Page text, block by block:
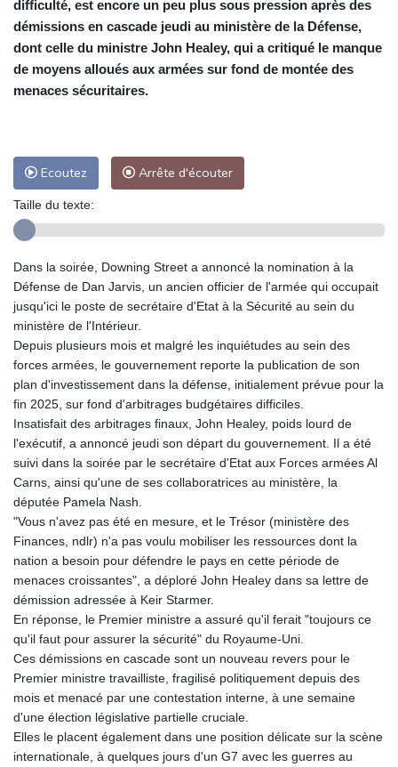
difficulté, est encore un peu plus sous pression après des
démissions en cascade jeudi au ministère de la Défense,
dont celle du ministre John Healey, qui a critiqué le manque
de moyens alloués aux armées sur fond de montée des
menaces sécuritaires.
Ecoutez Arrête d'écouter
Taille du texte:
Dans la soirée, Downing Street a annoncé la nomination à la
Défense de Dan Jarvis, un ancien officier de l'armée qui occupait
jusqu'ici le poste de secrétaire d'Etat à la Sécurité au sein du
ministère de l'Intérieur.
Depuis plusieurs mois et malgré les inquiétudes au sein des
forces armées, le gouvernement reporte la publication de son
plan d'investissement dans la défense, initialement prévue pour la
fin 2025, sur fond d'arbitrages budgétaires difficiles.
Insatisfait des arbitrages finaux, John Healey, poids lourd de
l'exécutif, a annoncé jeudi son départ du gouvernement. Il a été
suivi dans la soirée par le secrétaire d'Etat aux Forces armées Al
Carns, ainsi qu'une de ses collaboratrices au ministère, la
députée Pamela Nash.
"Vous n'avez pas été en mesure, et le Trésor (ministère des
Finances, ndlr) n'a pas voulu mobiliser les ressources dont la
nation a besoin pour défendre le pays en cette période de
menaces croissantes", a déploré John Healey dans sa lettre de
démission adressée à Keir Starmer.
En réponse, le Premier ministre a assuré qu'il ferait "toujours ce
qu'il faut pour assurer la sécurité" du Royaume-Uni.
Ces démissions en cascade sont un nouveau revers pour le
Premier ministre travailliste, fragilisé politiquement depuis des
mois et menacé par une contestation interne, à une semaine
d'une élection législative partielle cruciale.
Elles le placent également dans une position délicate sur la scène
internationale, à quelques jours d'un G7 avec les guerres au